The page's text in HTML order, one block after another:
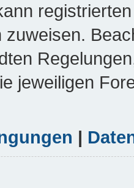
zuweisen.
jeweiligen
|